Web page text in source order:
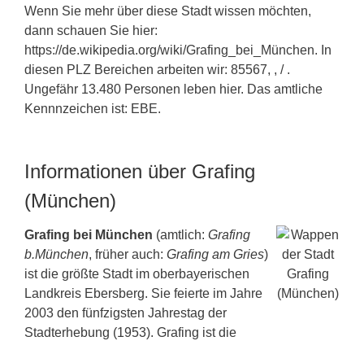
Wenn Sie mehr über diese Stadt wissen möchten,
dann schauen Sie hier:
https://de.wikipedia.org/wiki/Grafing_bei_München. In
diesen PLZ Bereichen arbeiten wir: 85567, , / .
Ungefähr 13.480 Personen leben hier. Das amtliche
Kennnzeichen ist: EBE.
Informationen über Grafing
(München)
Grafing bei München (amtlich: Grafing
b.München, früher auch: Grafing am Gries)
ist die größte Stadt im oberbayerischen
Landkreis Ebersberg. Sie feierte im Jahre
2003 den fünfzigsten Jahrestag der
Stadterhebung (1953). Grafing ist die